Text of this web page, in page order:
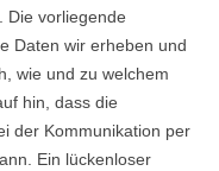
Die vorliegende
Daten wir erheben und
wie und zu welchem
hin, dass die
der Kommunikation per
Ein lückenloser